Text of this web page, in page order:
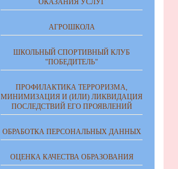
ОКАЗАНИЯ УСЛУГ
АГРОШКОЛА
ШКОЛЬНЫЙ СПОРТИВНЫЙ КЛУБ
"ПОБЕДИТЕЛЬ"
ПРОФИЛАКТИКА ТЕРРОРИЗМА,
МИНИМИЗАЦИЯ И (ИЛИ) ЛИКВИДАЦИЯ
ПОСЛЕДСТВИЙ ЕГО ПРОЯВЛЕНИЙ
ОБРАБОТКА ПЕРСОНАЛЬНЫХ ДАННЫХ
ОЦЕНКА КАЧЕСТВА ОБРАЗОВАНИЯ